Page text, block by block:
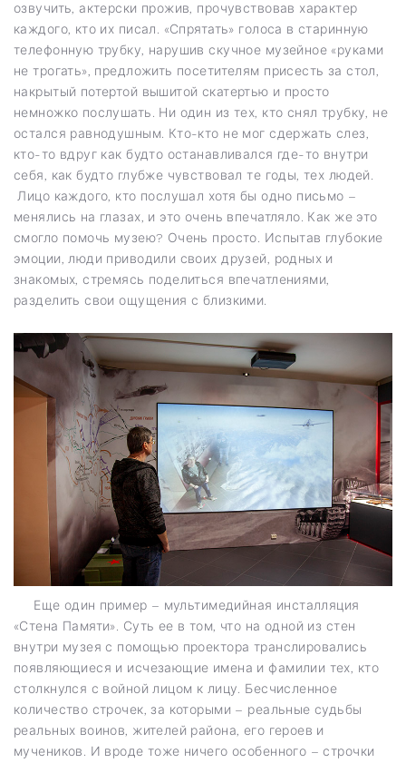
озвучить, актерски прожив, прочувствовав характер
каждого, кто их писал. «Спрятать» голоса в старинную
телефонную трубку, нарушив скучное музейное «руками
не трогать», предложить посетителям присесть за стол,
накрытый потертой вышитой скатертью и просто
немножко послушать. Ни один из тех, кто снял трубку, не
остался равнодушным. Кто-кто не мог сдержать слез,
кто-то вдруг как будто останавливался где-то внутри
себя, как будто глубже чувствовал те годы, тех людей.
Лицо каждого, кто послушал хотя бы одно письмо –
менялись на глазах, и это очень впечатляло. Как же это
смогло помочь музею? Очень просто. Испытав глубокие
эмоции, люди приводили своих друзей, родных и
знакомых, стремясь поделиться впечатлениями,
разделить свои ощущения с близкими.
Еще один пример – мультимедийная инсталляция
«Стена Памяти». Суть ее в том, что на одной из стен
внутри музея с помощью проектора транслировались
появляющиеся и исчезающие имена и фамилии тех, кто
столкнулся с войной лицом к лицу. Бесчисленное
количество строчек, за которыми – реальные судьбы
реальных воинов, жителей района, его героев и
мучеников. И вроде тоже ничего особенного – строчки